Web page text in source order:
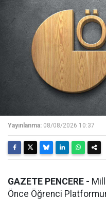
Yayınlanma: 08/08/2026 10:37
GAZETE PENCERE -
Önce Öğrenci